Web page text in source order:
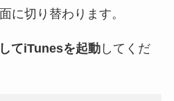
に切り替わります。
てiTunesを起動してくだ